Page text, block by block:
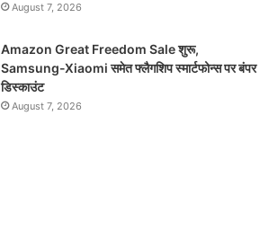
August 7, 2026
Amazon Great Freedom Sale शुरू,
Samsung-Xiaomi समेत फ्लैगशिप स्मार्टफोन्स पर बंपर
डिस्काउंट
August 7, 2026